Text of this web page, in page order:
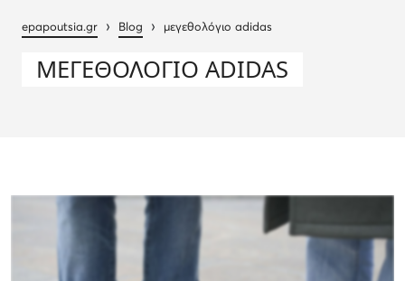
epapoutsia.gr › Blog › μεγεθολόγιο adidas
ΜΕΓΕΘΟΛΌΓΙΟ ADIDAS